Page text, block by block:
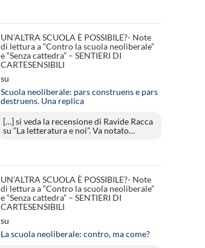
UN’ALTRA SCUOLA È POSSIBILE?- Note
di lettura a “Contro la scuola neoliberale”
e “Senza cattedra” – SENTIERI DI
CARTESENSIBILI
su
Scuola neoliberale: pars construens e pars
destruens. Una replica
[…] si veda la recensione di Ravide Racca
su “La letteratura e noi”. Va notato…
UN’ALTRA SCUOLA È POSSIBILE?- Note
di lettura a “Contro la scuola neoliberale”
e “Senza cattedra” – SENTIERI DI
CARTESENSIBILI
su
La scuola neoliberale: contro, ma come?